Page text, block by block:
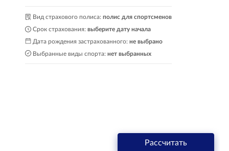
Вид страхового полиса: полис для спортсменов
Срок страхования: выберите дату начала
Дата рождения застрахованного: не выбрано
Выбранные виды спорта: нет выбранных
Рассчитать